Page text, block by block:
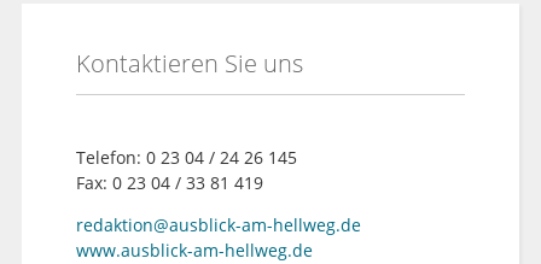
Kontaktieren Sie uns
Telefon: 0 23 04 / 24 26 145
Fax: 0 23 04 / 33 81 419
redaktion@ausblick-am-hellweg.de
www.ausblick-am-hellweg.de